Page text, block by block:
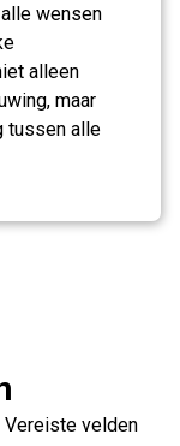
wensen
alleen
maar
tussen alle
Vereiste velden